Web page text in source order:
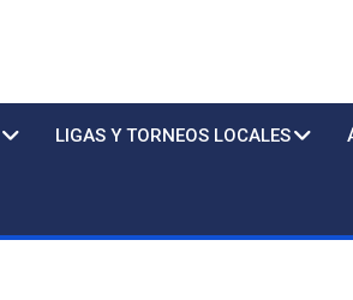
LIGAS Y TORNEOS LOCALES